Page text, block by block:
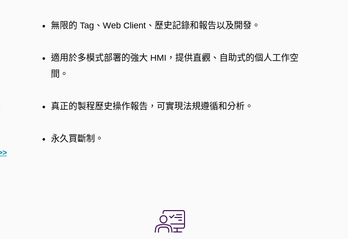
無限的 Tag、Web Client、歷史記錄和報告以及開發。
適用於多模式部署的強大 HMI，提供直觀、自助式的個人工作空
間。
真正的製程歷史操作報告，可實現法規遵循和分析。
永久買斷制。